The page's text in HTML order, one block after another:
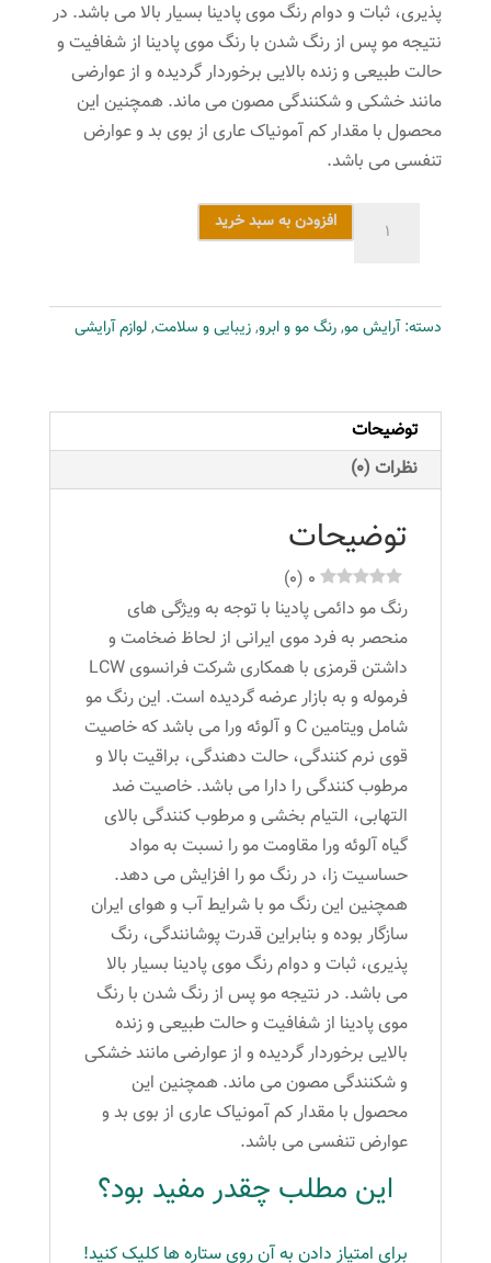
پذیری، ثبات و دوام رنگ موی پادینا بسیار بالا می باشد. در
نتیجه مو پس از رنگ شدن با رنگ موی پادینا از شفافیت و
حالت طبیعی و زنده بالایی برخوردار گردیده و از عوارضی
مانند خشکی و شکنندگی مصون می ماند. همچنین این
محصول با مقدار کم آمونیاک عاری از بوی بد و عوارض
تنفسی می باشد.
شماره
8-
100
میلی
لیتر
بلوند
متوسط
عدد
افزودن به سبد خرید
دسته:آرایش مو,رنگ مو و ابرو,زیبایی و سلامت,لوازم آرایشی
توضیحات
نظرات (0)
توضیحات
0
(
0
)
رنگ مو دائمی پادینا با توجه به ویژگی های
منحصر به فرد موی ایرانی از لحاظ ضخامت و
داشتن قرمزی با همکاری شرکت فرانسوی LCW
فرموله و به بازار عرضه گردیده است. این رنگ مو
شامل ویتامین C و آلوئه ورا می باشد که خاصیت
قوی نرم کنندگی، حالت دهندگی، براقیت بالا و
مرطوب کنندگی را دارا می باشد. خاصیت ضد
التهابی، التیام بخشی و مرطوب کنندگی بالای
گیاه آلوئه ورا مقاومت مو را نسبت به مواد
حساسیت زا، در رنگ مو را افزایش می دهد.
همچنین این رنگ مو با شرایط آب و هوای ایران
سازگار بوده و بنابراین قدرت پوشانندگی، رنگ
پذیری، ثبات و دوام رنگ موی پادینا بسیار بالا
می باشد. در نتیجه مو پس از رنگ شدن با رنگ
موی پادینا از شفافیت و حالت طبیعی و زنده
بالایی برخوردار گردیده و از عوارضی مانند خشکی
و شکنندگی مصون می ماند. همچنین این
محصول با مقدار کم آمونیاک عاری از بوی بد و
عوارض تنفسی می باشد.
این مطلب چقدر مفید بود؟
برای امتیاز دادن به آن روی ستاره ها کلیک کنید!